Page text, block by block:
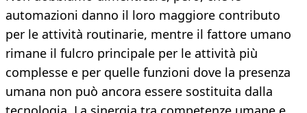
automazioni danno il loro maggiore contributo
per le attività routinarie, mentre il fattore umano
rimane il fulcro principale per le attività più
complesse e per quelle funzioni dove la presenza
umana non può ancora essere sostituita dalla